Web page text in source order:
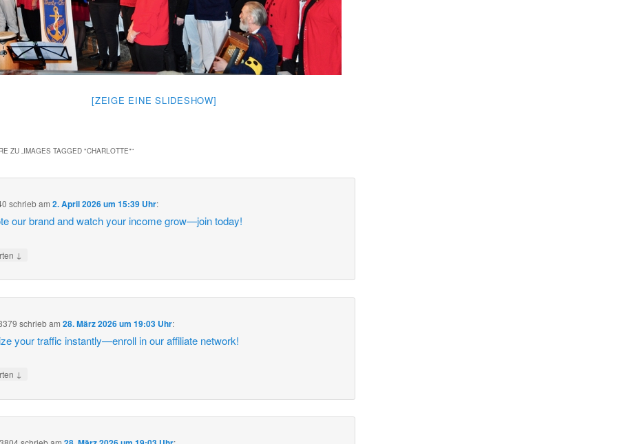
[ZEIGE EINE SLIDESHOW]
ZU „IMAGES TAGGED "CHARLOTTE"“
schriebam2. April 2026 um 15:39 Uhr:
our brand and watch your income grow—join today!
↓
schriebam28. März 2026 um 19:03 Uhr:
your traffic instantly—enroll in our affiliate network!
↓